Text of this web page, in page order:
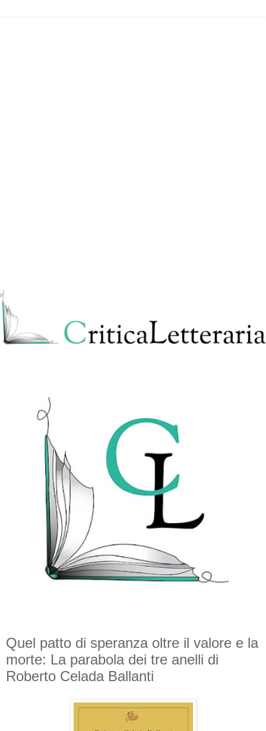
Quel patto di speranza oltre il valore e la
morte: La parabola dei tre anelli di
Roberto Celada Ballanti